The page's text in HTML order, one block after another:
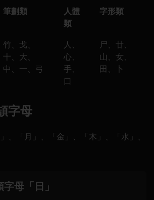
筆劃類
人體
類
字形類
竹、戈、
十、大、
中、一、弓
人、
心、
手、
口
尸、廿、
山、女、
田、卜
字母
、「月」、「金」、「木」、「水」、
母「日」